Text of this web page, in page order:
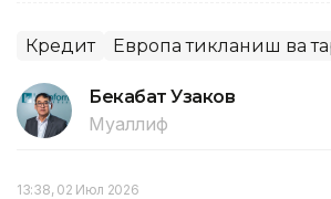
Кредит Европа тикланиш ва
Бекабат Узаков
Муаллиф
13:38, 02 Июл 2026